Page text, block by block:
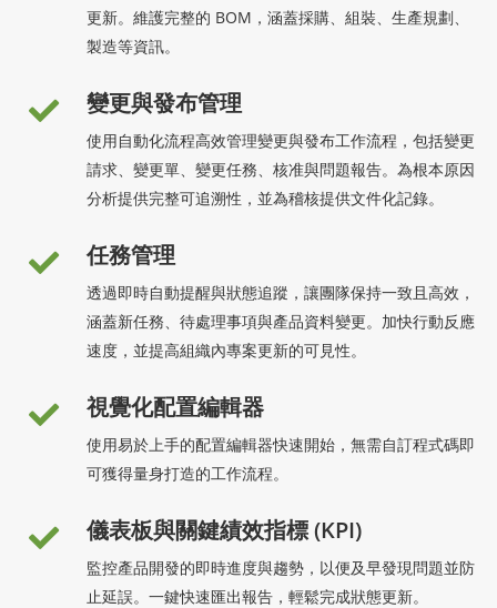
更新。維護完整的 BOM，涵蓋採購、組裝、生產規劃、
製造等資訊。
變更與發布管理
使用自動化流程高效管理變更與發布工作流程，包括變更
請求、變更單、變更任務、核准與問題報告。為根本原因
分析提供完整可追溯性，並為稽核提供文件化記錄。
任務管理
透過即時自動提醒與狀態追蹤，讓團隊保持一致且高效，
涵蓋新任務、待處理事項與產品資料變更。加快行動反應
速度，並提高組織內專案更新的可見性。
視覺化配置編輯器
使用易於上手的配置編輯器快速開始，無需自訂程式碼即
可獲得量身打造的工作流程。
儀表板與關鍵績效指標 (KPI)
監控產品開發的即時進度與趨勢，以便及早發現問題並防
止延誤。一鍵快速匯出報告，輕鬆完成狀態更新。